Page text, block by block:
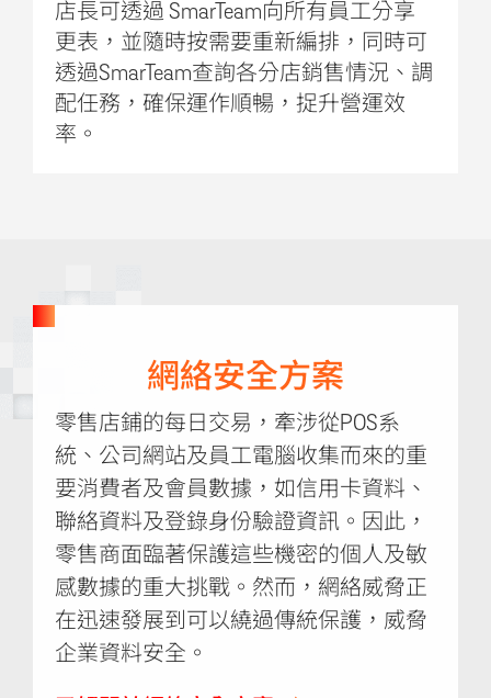
店長可透過 SmarTeam向所有員工分享
更表，並隨時按需要重新編排，同時可
透過SmarTeam查詢各分店銷售情況、調
配任務，確保運作順暢，捉升營運效
率。
網絡安全方案
零售店鋪的每日交易，牽涉從POS系
統、公司網站及員工電腦收集而來的重
要消費者及會員數據，如信用卡資料、
聯絡資料及登錄身份驗證資訊。因此，
零售商面臨著保護這些機密的個人及敏
感數據的重大挑戰。然而，網絡威脅正
在迅速發展到可以繞過傳統保護，威脅
企業資料安全。